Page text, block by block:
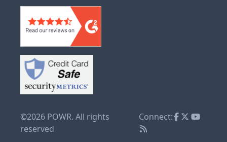
©2026 POWR. All rights
reserved
Connect: